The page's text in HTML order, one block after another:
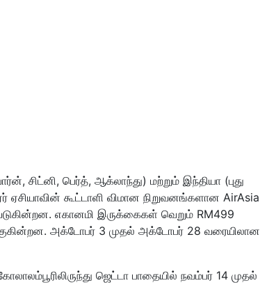
சிட்னி, பெர்த், ஆக்லாந்து) மற்றும் இந்தியா (புது
கூட்டாளி விமான நிறுவனங்களான AirAsia
எகானமி இருக்கைகள் வெறும் RM499
அக்டோபர் 3 முதல் அக்டோபர் 28 வரையிலான
ஜெட்டா பாதையில் நவம்பர் 14 முதல்